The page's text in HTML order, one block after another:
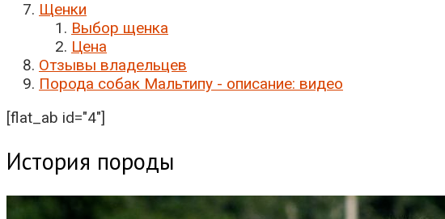
Щенки
Выбор щенка
Цена
Отзывы владельцев
Порода собак Мальтипу - описание: видео
[flat_ab id="4"]
История породы